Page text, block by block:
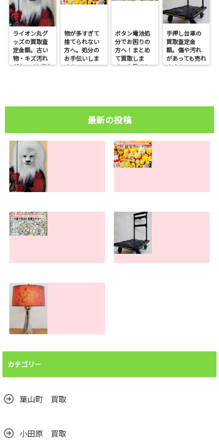
ライオン丸グ
ッズの買取査
定金額。古い
物・キズ汚れ
があっても売れ
物が多すぎて
捨てられない
方へ。処分の
お手伝いしま
す！
ボタン電池処
分でお困りの
方へ！まとめ
て買取しま
す。大量でも
手押し台車の
買取査定金
額。傷や汚れ
があっても売れ
ます！
最新の投稿
古い物・キズ汚れ
があっても売れま
す！
分のお手伝いしま
とめて買取しま
す。大量でもお任
せください
2026.07.22
せんか？汚れても
売れます！
カテゴリー
葉山町 買取
小田原 買取